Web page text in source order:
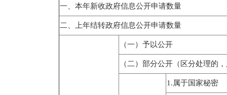
一、本年新收政府信息公开申请数量
二、上年结转政府信息公开申请数量
（一）予以公开
（二）部分公开（区分处理的
1.属于国家秘密